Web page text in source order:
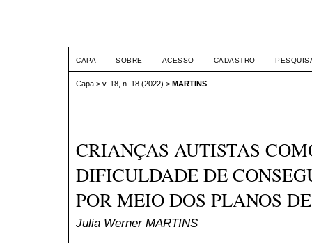
CAPA SOBRE ACESSO CADASTRO
Capa > v. 18, n. 18 (2022) > MARTINS
CRIANÇAS AUTISTAS
DIFICULDADE DE
POR MEIO DOS PLANOS
Julia Werner MARTINS